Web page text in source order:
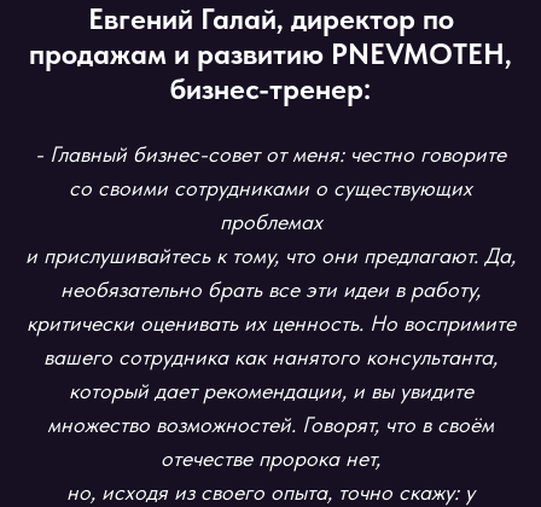
Евгений Галай, директор по
продажам и развитию PNEVMOTEH,
бизнес-тренер:
- Главный бизнес-совет от меня: честно говорите
со своими сотрудниками о существующих
проблемах
и прислушивайтесь к тому, что они предлагают. Да,
необязательно брать все эти идеи в работу,
критически оценивать их ценность. Но воспримите
вашего сотрудника как нанятого консультанта,
который дает рекомендации, и вы увидите
множество возможностей. Говорят, что в своём
отечестве пророка нет,
но, исходя из своего опыта, точно скажу: у